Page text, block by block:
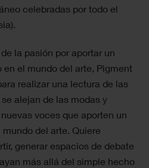
celebradas por todo el
la pasión por aportar un
el mundo del arte, Pigment
realizar una lectura de las
alejan de las modas y
voces que aporten un
del arte. Quiere
generar espacios de debate
más allá del simple hecho